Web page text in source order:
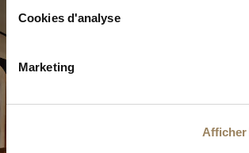
Cookies d'analyse
Marketing